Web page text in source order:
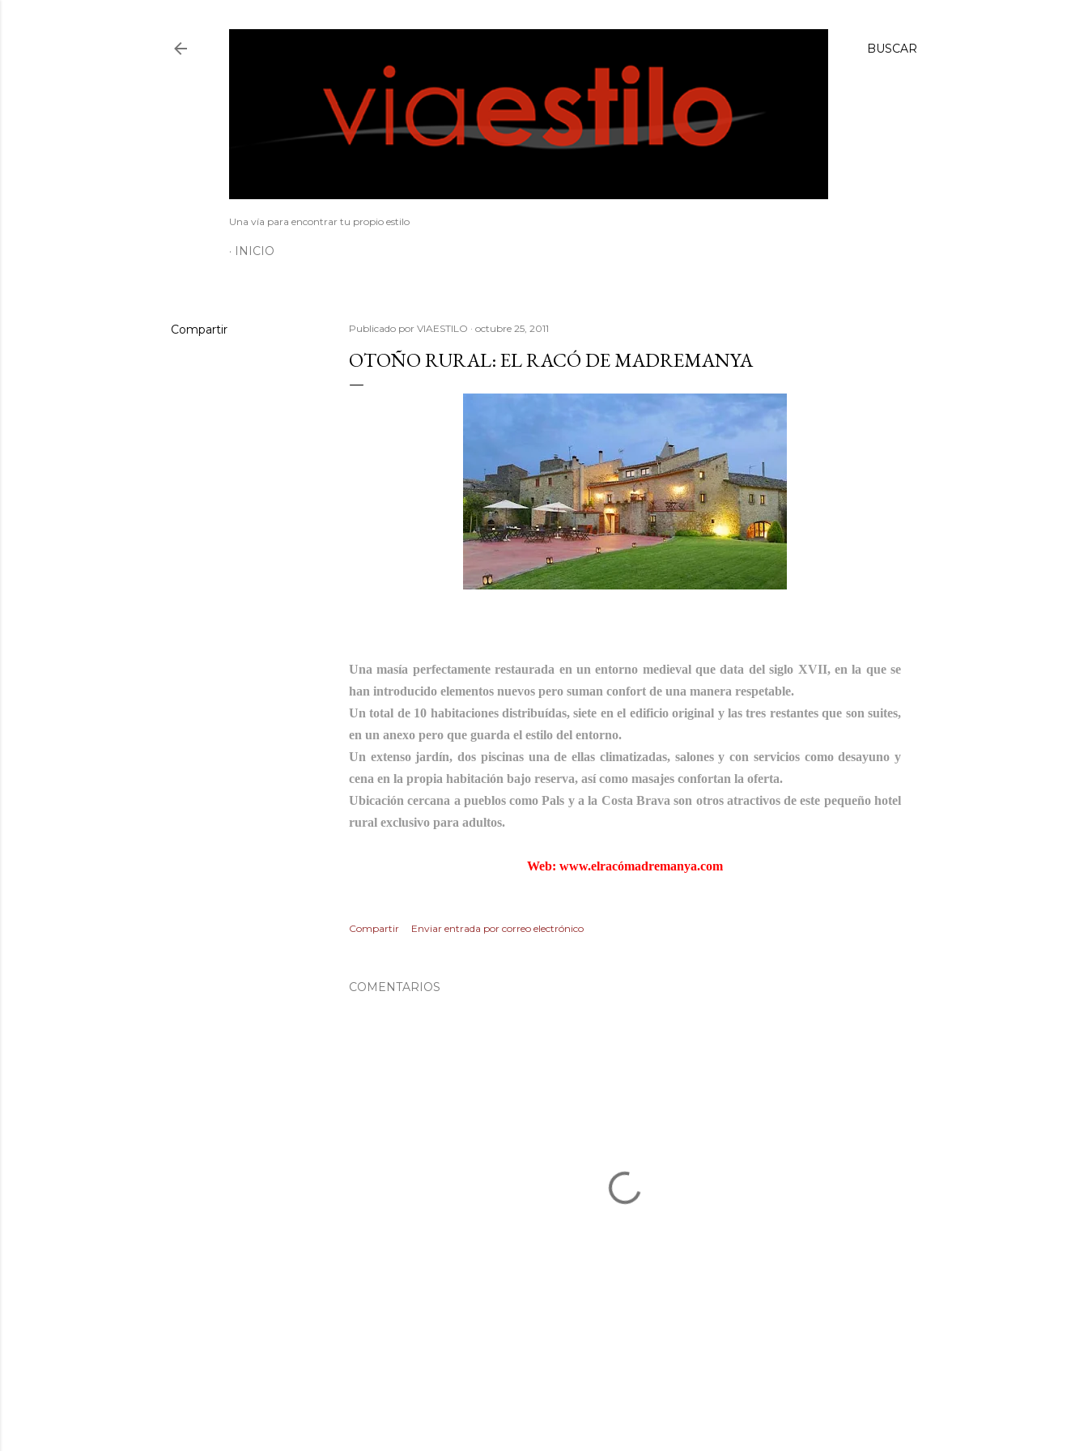
BUSCAR
Una vía para encontrar tu propio estilo
INICIO
Compartir Publicado por VIAESTILO octubre 25, 2011
OTOÑO RURAL: EL RACÓ DE MADREMANYA
Una masía perfectamente restaurada en un entorno medieval que data del siglo XVII, en la que se
han introducido elementos nuevos pero suman confort de una manera respetable.
Un total de 10 habitaciones distribuídas, siete en el edificio original y las tres restantes que son suites,
en un anexo pero que guarda el estilo del entorno.
Un extenso jardín, dos piscinas una de ellas climatizadas, salones y con servicios como desayuno y
cena en la propia habitación bajo reserva, así como masajes confortan la oferta.
Ubicación cercana a pueblos como Pals y a la Costa Brava son otros atractivos de este pequeño hotel
rural exclusivo para adultos.
Web: www.elracómadremanya.com
Compartir Enviar entrada por correo electrónico
COMENTARIOS